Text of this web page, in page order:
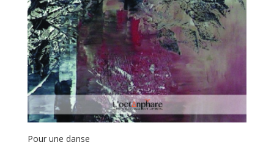
Pour une danse